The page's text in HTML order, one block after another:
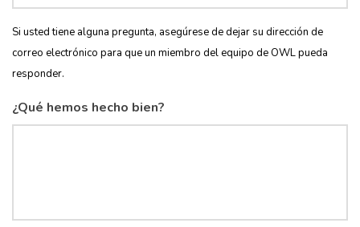
Si usted tiene alguna pregunta, asegúrese de dejar su dirección de
correo electrónico para que un miembro del equipo de OWL pueda
responder.
¿Qué hemos hecho bien?